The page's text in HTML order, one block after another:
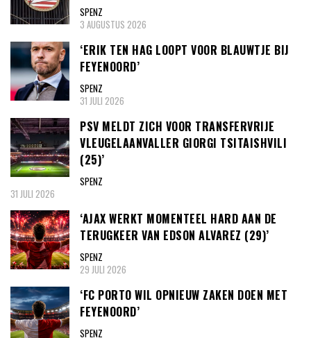
SPENZ
3 AUGUSTUS 2026
‘ERIK TEN HAG LOOPT VOOR BLAUWTJE BIJ
FEYENOORD’
SPENZ
31 JULI 2026
PSV MELDT ZICH VOOR TRANSFERVRIJE
VLEUGELAANVALLER GIORGI TSITAISHVILI
(25)’
SPENZ
31 JULI 2026
‘AJAX WERKT MOMENTEEL HARD AAN DE
TERUGKEER VAN EDSON ALVAREZ (29)’
SPENZ
29 JULI 2026
‘FC PORTO WIL OPNIEUW ZAKEN DOEN MET
FEYENOORD’
SPENZ